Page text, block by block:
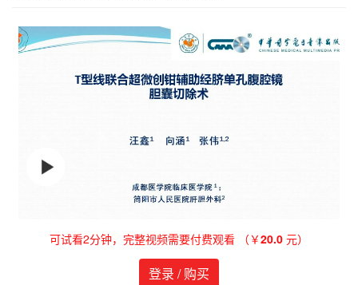
可试看2分钟，完整视频需要付费观看 （￥20.0 元）
登录 / 购买